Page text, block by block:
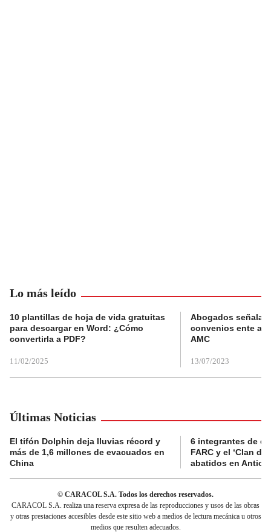
Lo más leído
10 plantillas de hoja de vida gratuitas
para descargar en Word: ¿Cómo
convertirla a PDF?
11/02/2025
Abogados
convenios ente
AMC
13/07/2023
Últimas Noticias
El tifón Dolphin deja lluvias récord y
más de 1,6 millones de evacuados en
China
6 integrantes de
FARC y el ‘Clan
abatidos en
© CARACOL S.A. Todos los derechos reservados.
CARACOL S.A. realiza una reserva expresa de las reproducciones y usos de las obras
y otras prestaciones accesibles desde este sitio web a medios de lectura mecánica u otros
medios que resulten adecuados.